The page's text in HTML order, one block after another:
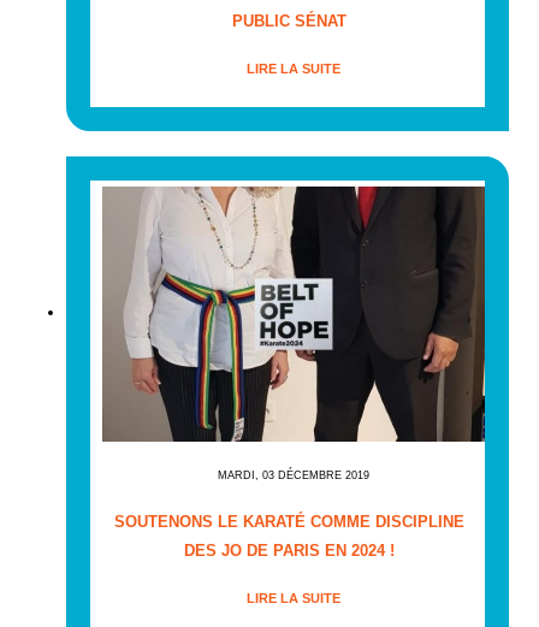
PUBLIC SÉNAT
LIRE LA SUITE
MARDI, 03 DÉCEMBRE 2019
SOUTENONS LE KARATÉ COMME DISCIPLINE
DES JO DE PARIS EN 2024 !
LIRE LA SUITE